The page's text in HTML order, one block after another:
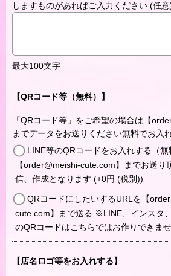
しますものがあればご入力ください (任意
最大100文字
【QRコード等（無料）】
「QRコード等」をご希望の場合は【
までデータをお送りください無料でお入
LINE等のQRコードをお入れする（
【order@meishi-cute.com】までお送り
信、作成となります (+0円 (税別))
QRコードにしたいするURLを【
cute.com】まで送る ※LINE、インスタ
のQRコードはこちらではお作りできま
【店名ロゴ等をお入れする】